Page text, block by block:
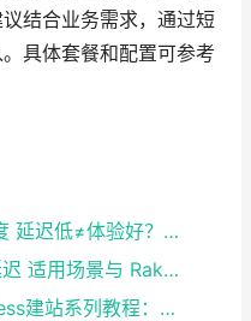
结合业务需求，通过短
具体套餐和配置可参考
亲测洛杉矶VPS国内访问速度 延迟低≠体验好？2026避坑指南
台湾 CN2 vs 美国 CN2：延迟 适用场景与 RakSmart 推荐指南
使用RAKsmart部署WordPress建站系列教程：轻量级主题